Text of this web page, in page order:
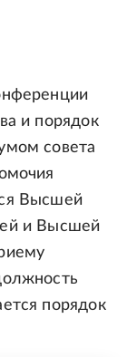
и порядок
совета
Высшей
и Высшей
порядок